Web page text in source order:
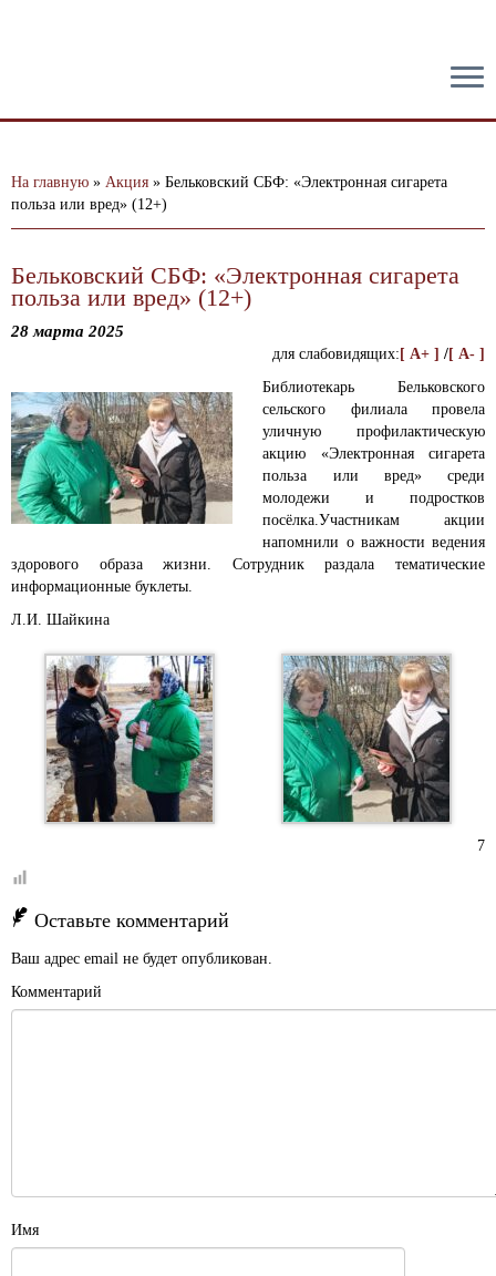
На главную » Акция » Бельковский СБФ: «Электронная сигарета
польза или вред» (12+)
Бельковский СБФ: «Электронная сигарета
польза или вред» (12+)
28 марта 2025
для слабовидящих: [ A+ ] /[ A- ]
Библиотекарь Бельковского
сельского филиала провела
уличную профилактическую
акцию «Электронная сигарета
польза или вред» среди
молодежи и подростков
посёлка.Участникам акции
напомнили о важности ведения
здорового образа жизни. Сотрудник раздала тематические
информационные буклеты.
Л.И. Шайкина
7
Оставьте комментарий
Ваш адрес email не будет опубликован.
Комментарий
Имя